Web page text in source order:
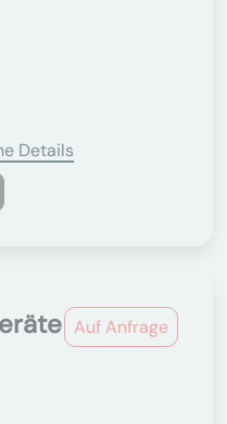
Details
Auf Anfrage